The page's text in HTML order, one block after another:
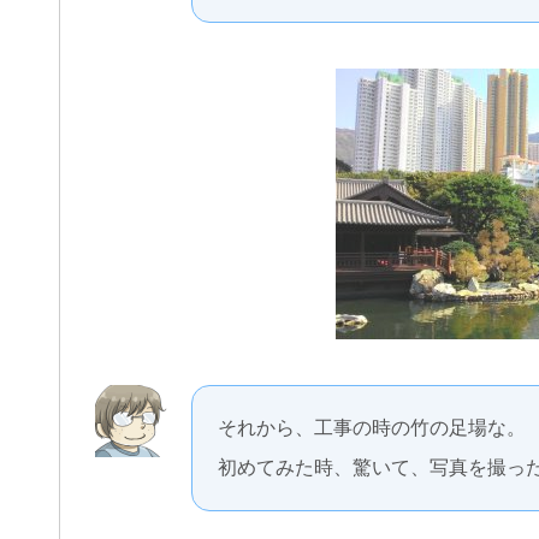
それから、工事の時の竹の足場な。
初めてみた時、驚いて、写真を撮っ